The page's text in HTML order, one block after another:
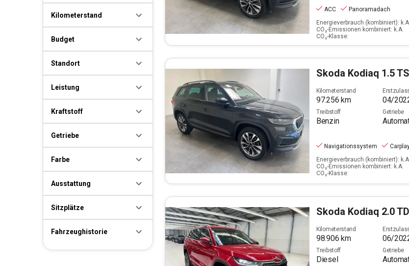
Kilometerstand
Budget
Standort
Leistung
Kraftstoff
Getriebe
Farbe
Ausstattung
Sitzplätze
Fahrzeughistorie
ACC
Panoramadach
Energieverbrauch (kombiniert):
CO₂-Emissionen kombiniert: k.A.
CO₂-Klasse:
Skoda Kodiaq 1.5 TSI ACT Tour OPF
Kilometerstand
97.256 km 04/
Treibstoff
Benzin
Getriebe
Navigationssystem
Energieverbrauch (kombiniert):
CO₂-Emissionen kombiniert: k.A.
CO₂-Klasse:
Skoda Kodiaq 2.0 TDI L&K 4x4
Kilometerstand
98.906 km 06/
Treibstoff
Diesel
Getriebe